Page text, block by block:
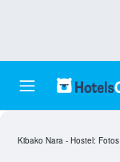
Kibako Nara - Hostel: Fotos